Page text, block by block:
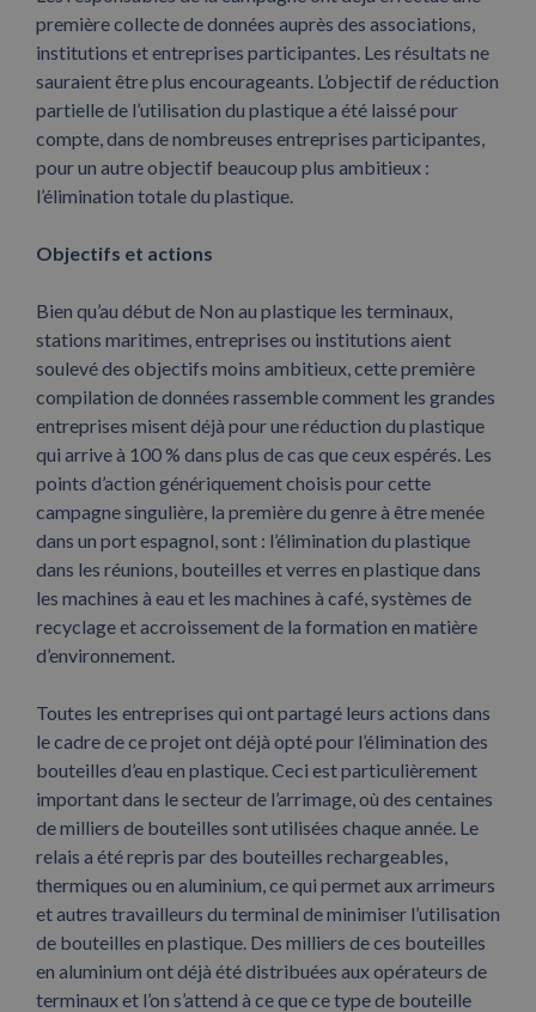
première collecte de données auprès des associations,
institutions et entreprises participantes. Les résultats ne
sauraient être plus encourageants. L’objectif de réduction
partielle de l’utilisation du plastique a été laissé pour
compte, dans de nombreuses entreprises participantes,
pour un autre objectif beaucoup plus ambitieux :
l’élimination totale du plastique.
Objectifs et actions
Bien qu’au début de Non au plastique les terminaux,
stations maritimes, entreprises ou institutions aient
soulevé des objectifs moins ambitieux, cette première
compilation de données rassemble comment les grandes
entreprises misent déjà pour une réduction du plastique
qui arrive à 100 % dans plus de cas que ceux espérés. Les
points d’action génériquement choisis pour cette
campagne singulière, la première du genre à être menée
dans un port espagnol, sont : l’élimination du plastique
dans les réunions, bouteilles et verres en plastique dans
les machines à eau et les machines à café, systèmes de
recyclage et accroissement de la formation en matière
d’environnement.
Toutes les entreprises qui ont partagé leurs actions dans
le cadre de ce projet ont déjà opté pour l’élimination des
bouteilles d’eau en plastique. Ceci est particulièrement
important dans le secteur de l’arrimage, où des centaines
de milliers de bouteilles sont utilisées chaque année. Le
relais a été repris par des bouteilles rechargeables,
thermiques ou en aluminium, ce qui permet aux arrimeurs
et autres travailleurs du terminal de minimiser l’utilisation
de bouteilles en plastique. Des milliers de ces bouteilles
en aluminium ont déjà été distribuées aux opérateurs de
terminaux et l’on s’attend à ce que ce type de bouteille